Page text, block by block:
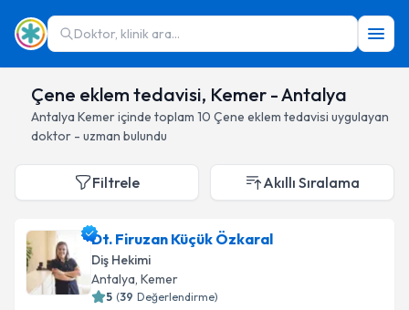
Doktor, klinik ara...
Çene eklem tedavisi, Kemer - Antalya
Antalya Kemeriçinde toplam 10 Çene eklem tedavisi uygulayan
doktor - uzman bulundu
Filtrele Akıllı Sıralama
Dt. Firuzan Küçük Özkaral
Diş Hekimi
Antalya, Kemer
5 (39 Değerlendirme)